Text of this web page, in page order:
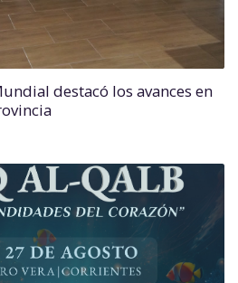
destacó los avances en